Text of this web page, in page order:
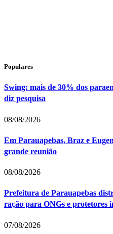
Populares
Swing: mais de 30% dos
diz pesquisa
08/08/2026
Em Parauapebas, Braz e
grande reunião
08/08/2026
Prefeitura de Parauapebas
ração para ONGs e protetores
07/08/2026